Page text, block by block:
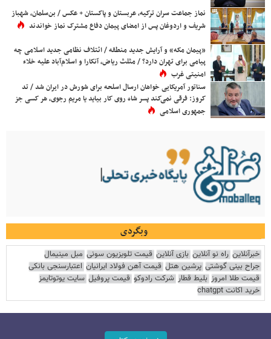
نماز جماعت سران ترکیه، عربستان و پاکستان + عکس / بن‌سلمان، شهباز
شریف و اردوغان پس از امضای پیمان دفاع مشترک نماز خواندند
«پیمان مکه» و آرایش جدید منطقه / ائتلاف نظامی جدید اسلامی چه
پیامی برای تهران دارد؟ / مثلث ریاض، آنکارا و اسلام‌آباد علیه خلاء
امنیتی غرب
سناتور آمریکایی خواهان ارسال اسلحه برای شورش در ایران شد / تد
کروز: فرقی نمی‌کند پسر شاه روی کار بیاید یا مریم رجوی، هر کسی جز
جمهوری اسلامی
وبگردی
خبرآنلاین راه نو آنلاین بازی آنلاین قیمت تلویزیون سونی مبل مینیمال
جراح بینی گوشتی پرشین هتل قیمت آهن فولاد ایرانیان اعتبارسنجی بانکی
قیمت طلا امروز بلیط قطار شرکت رادوکو قیمت پروفیل سایت یوتوتایمز
خرید اکانت chatgpt